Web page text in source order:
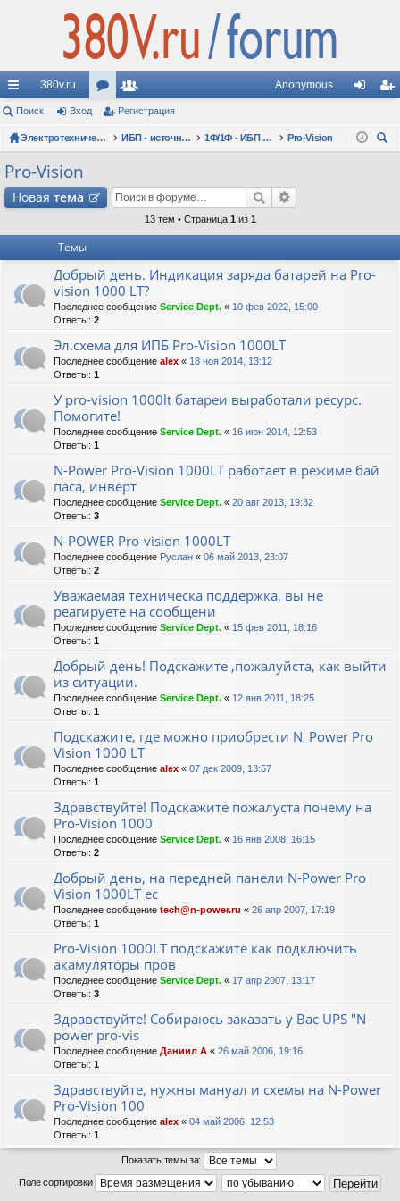
с
ы
лк
380v.ru
ор
ум
ол
ьз
ат
Anonymous
д ис
Поиск Вход Регистрация
Электротехнические форумы ИБП - источники бесперебойного питания 1Ф/1Ф - ИБП N-POWER - однофазные 1-10 кВА - вопросы по моделям
Pro-Vision
Pro-Vision
Новая тема
13 тем • Страница 1 из 1
Темы
Добрый день. Индикация заряда батарей на Pro-
vision 1000 LT?
Последнее сообщение Service Dept. « 10 фев 2022, 15:00
Ответы: 2
Эл.схема для ИПБ Pro-Vision 1000LT
Последнее сообщение alex « 18 ноя 2014, 13:12
Ответы: 1
У pro-vision 1000lt батареи выработали ресурс.
Помогите!
Последнее сообщение Service Dept. « 16 июн 2014, 12:53
Ответы: 1
N-Power Pro-Vision 1000LT работает в режиме бай
паса, инверт
Последнее сообщение Service Dept. « 20 авг 2013, 19:32
Ответы: 3
N-POWER Pro-vision 1000LT
Последнее сообщение Руслан « 06 май 2013, 23:07
Ответы: 2
Уважаемая техническа поддержка, вы не
реагируете на сообщени
Последнее сообщение Service Dept. « 15 фев 2011, 18:16
Ответы: 1
Добрый день! Подскажите ,пожалуйста, как выйти
из ситуации.
Последнее сообщение Service Dept. « 12 янв 2011, 18:25
Ответы: 1
Подскажите, где можно приобрести N_Power Pro
Vision 1000 LT
Последнее сообщение alex « 07 дек 2009, 13:57
Ответы: 1
Здравствуйте! Подскажите пожалуста почему на
Pro-Vision 1000
Последнее сообщение Service Dept. « 16 янв 2008, 16:15
Ответы: 2
Добрый день, на передней панели N-Power Pro
Vision 1000LT ес
Последнее сообщение tech@n-power.ru « 26 апр 2007, 17:19
Ответы: 1
Pro-Vision 1000LT подскажите как подключить
акамуляторы пров
Последнее сообщение Service Dept. « 17 апр 2007, 13:17
Ответы: 3
Здравствуйте! Собираюсь заказать у Вас UPS "N-
power pro-vis
Последнее сообщение Даниил А « 26 май 2006, 19:16
Ответы: 1
Здравствуйте, нужны мануал и схемы на N-Power
Pro-Vision 100
Последнее сообщение alex « 04 май 2006, 12:53
Ответы: 1
Показать темы за:
Поле сортировки